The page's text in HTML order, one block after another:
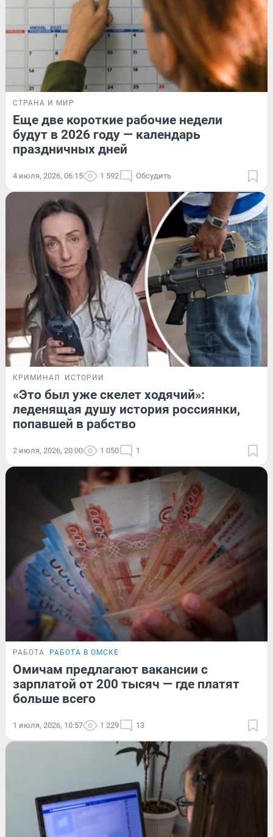
СТРАНА И МИР
Еще две короткие рабочие недели
будут в 2026 году — календарь
праздничных дней
4 июля, 2026, 06:15 1 592 Обсудить
КРИМИНАЛ ИСТОРИИ
«Это был уже скелет ходячий»:
леденящая душу история россиянки,
попавшей в рабство
2 июля, 2026, 20:00 1 050 1
РАБОТА РАБОТА В ОМСКЕ
Омичам предлагают вакансии с
зарплатой от 200 тысяч — где платят
больше всего
1 июля, 2026, 10:57 1 229 13